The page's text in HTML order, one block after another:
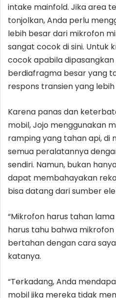
intake mainfold. Jika area
tonjolkan, Anda perlu
lebih besar dari mikrofon
sangat cocok di sini. Untuk
cocok apabila
berdiafragma besar yang
respons transien yang
Karena panas dan
mobil, Jojo menggunakan
ramping yang tahan api, di
semua peralatannya
sendiri. Namun, bukan
dapat membahayakan
bisa datang dari sumber
“Mikrofon harus tahan
harus tahu bahwa
bertahan dengan cara
katanya.
“Terkadang, Anda
mobil jika mereka tidak